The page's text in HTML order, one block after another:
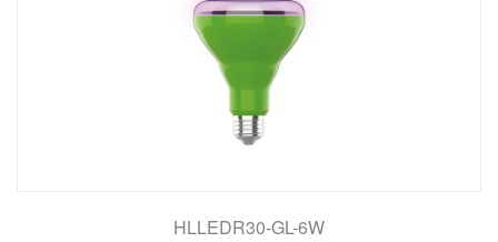
HLLEDR30-GL-6W